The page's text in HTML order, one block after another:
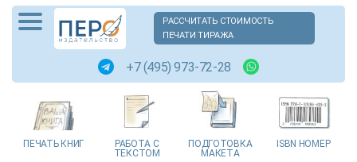
РАССЧИТАТЬ СТОИМОСТЬ
ПЕЧАТИ ТИРАЖА
+7 (495) 973-72-28
ПЕЧАТЬ КНИГ РАБОТА С
ТЕКСТОМ
ПОДГОТОВКА
МАКЕТА
ISBN НОМЕР